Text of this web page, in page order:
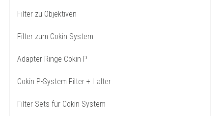
Filter zu Objektiven
Filter zum Cokin System
Adapter Ringe Cokin P
Cokin P-System Filter + Halter
Filter Sets für Cokin System